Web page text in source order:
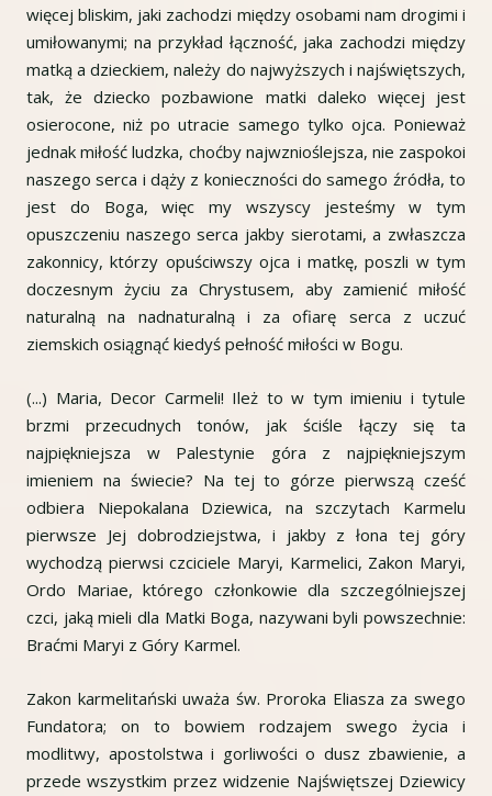
więcej bliskim, jaki zachodzi między osobami nam drogimi i
umiłowanymi; na przykład łączność, jaka zachodzi między
matką a dzieckiem, należy do najwyższych i najświętszych,
tak, że dziecko pozbawione matki daleko więcej jest
osierocone, niż po utracie samego tylko ojca. Ponieważ
jednak miłość ludzka, choćby najwznioślejsza, nie zaspokoi
naszego serca i dąży z konieczności do samego źródła, to
jest do Boga, więc my wszyscy jesteśmy w tym
opuszczeniu naszego serca jakby sierotami, a zwłaszcza
zakonnicy, którzy opuściwszy ojca i matkę, poszli w tym
doczesnym życiu za Chrystusem, aby zamienić miłość
naturalną na nadnaturalną i za ofiarę serca z uczuć
ziemskich osiągnąć kiedyś pełność miłości w Bogu.
(...) Maria, Decor Carmeli! Ileż to w tym imieniu i tytule
brzmi przecudnych tonów, jak ściśle łączy się ta
najpiękniejsza w Palestynie góra z najpiękniejszym
imieniem na świecie? Na tej to górze pierwszą cześć
odbiera Niepokalana Dziewica, na szczytach Karmelu
pierwsze Jej dobrodziejstwa, i jakby z łona tej góry
wychodzą pierwsi czciciele Maryi, Karmelici, Zakon Maryi,
Ordo Mariae, którego członkowie dla szczególniejszej
czci, jaką mieli dla Matki Boga, nazywani byli powszechnie:
Braćmi Maryi z Góry Karmel.
Zakon karmelitański uważa św. Proroka Eliasza za swego
Fundatora; on to bowiem rodzajem swego życia i
modlitwy, apostolstwa i gorliwości o dusz zbawienie, a
przede wszystkim przez widzenie Najświętszej Dziewicy